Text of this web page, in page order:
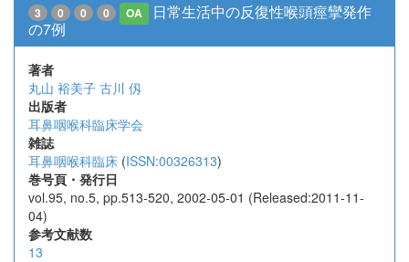
3 0 0 0 OA
日常生活中の反復性喉頭痙攣発作
の7例
著者
丸山 裕美子 古川 仭
出版者
耳鼻咽喉科臨床学会
雑誌
耳鼻咽喉科臨床 (ISSN:00326313)
巻号頁・発行日
vol.95, no.5, pp.513-520, 2002-05-01 (Released:2011-11-
04)
参考文献数
13